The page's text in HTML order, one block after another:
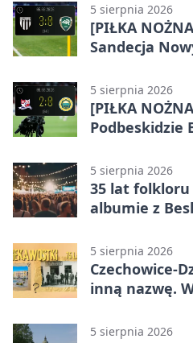
5 sierpnia 2026
[PIŁKA
Sandecja
5 sierpnia 2026
[PIŁKA
Podbeskidzie
w Dankowicach
5 sierpnia 2026
35 lat folkloru
albumie z
5 sierpnia 2026
Czechowice-
inną nazwę.
5 sierpnia 2026